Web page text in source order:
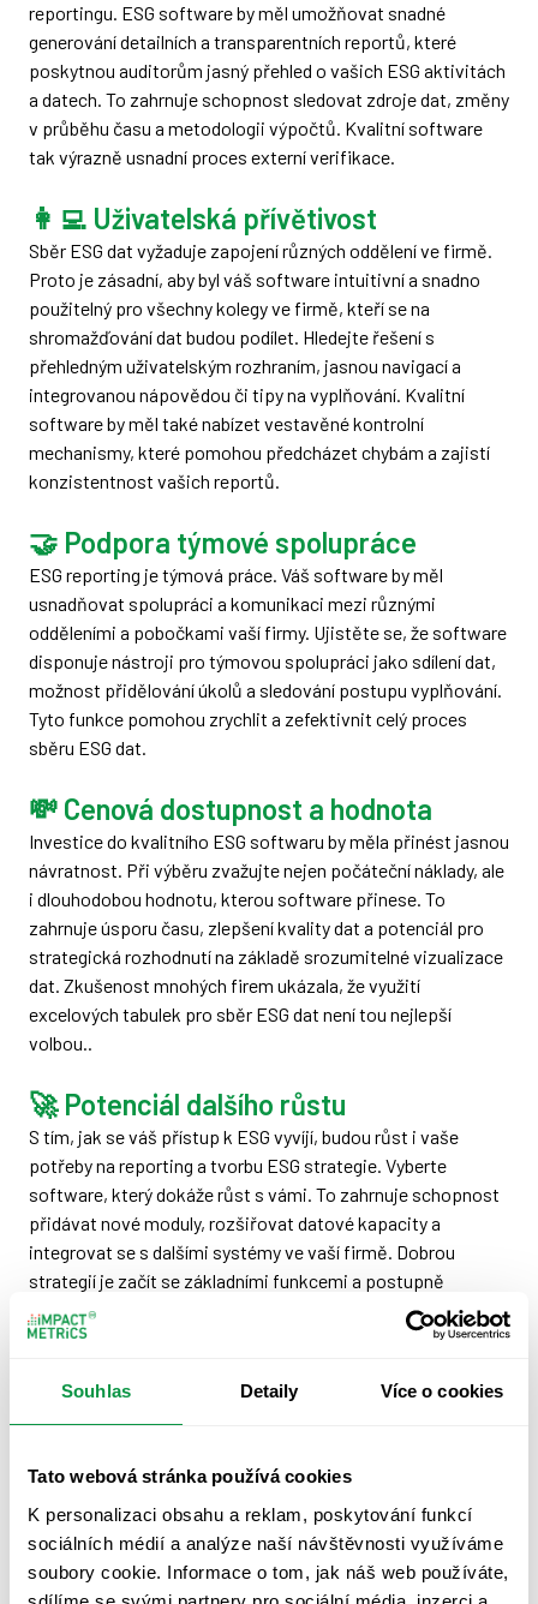
Souhlas Detaily Více o cookies
Tato webová stránka používá cookies
K personalizaci obsahu a reklam, poskytování funkcí
sociálních médií a analýze naší návštěvnosti využíváme
soubory cookie. Informace o tom, jak náš web používáte,
reportingu. ESG software by měl umožňovat snadné
generování detailních a transparentních reportů, které
poskytnou auditorům jasný přehled o vašich ESG aktivitách
a datech. To zahrnuje schopnost sledovat zdroje dat, změny
v průběhu času a metodologii výpočtů. Kvalitní software
tak výrazně usnadní proces externí verifikace.
👩‍💻 Uživatelská přívětivost
Sběr ESG dat vyžaduje zapojení různých oddělení ve firmě.
Proto je zásadní, aby byl váš software intuitivní a snadno
použitelný pro všechny kolegy ve firmě, kteří se na
shromažďování dat budou podílet. Hledejte řešení s
přehledným uživatelským rozhraním, jasnou navigací a
integrovanou nápovědou či tipy na vyplňování. Kvalitní
software by měl také nabízet vestavěné kontrolní
mechanismy, které pomohou předcházet chybám a zajistí
konzistentnost vašich reportů.
🤝 Podpora týmové spolupráce
ESG reporting je týmová práce. Váš software by měl
usnadňovat spolupráci a komunikaci mezi různými
odděleními a pobočkami vaší firmy. Ujistěte se, že software
disponuje nástroji pro týmovou spolupráci jako sdílení dat,
možnost přidělování úkolů a sledování postupu vyplňování.
Tyto funkce pomohou zrychlit a zefektivnit celý proces
sběru ESG dat.
💸 Cenová dostupnost a hodnota
Investice do kvalitního ESG softwaru by měla přinést jasnou
návratnost. Při výběru zvažujte nejen počáteční náklady, ale
i dlouhodobou hodnotu, kterou software přinese. To
zahrnuje úsporu času, zlepšení kvality dat a potenciál pro
strategická rozhodnutí na základě srozumitelné vizualizace
dat. Zkušenost mnohých firem ukázala, že využití
excelových tabulek pro sběr ESG dat není tou nejlepší
volbou..
🚀 Potenciál dalšího růstu
S tím, jak se váš přístup k ESG vyvíjí, budou růst i vaše
potřeby na reporting a tvorbu ESG strategie. Vyberte
software, který dokáže růst s vámi. To zahrnuje schopnost
přidávat nové moduly, rozšiřovat datové kapacity a
integrovat se s dalšími systémy ve vaší firmě. Dobrou
strategií je začít se základními funkcemi a postupně
přidávat sofistikovanější nástroje.
Sběr dat je pouze začátek - skutečná hodnota leží v jejich
analýze a prezentaci. Hledejte software, který nabízí i
identifikovat trendy, porovnávat výkon v čase a napříč
různými metrikami, a téma udržitelnosti srozumitelně
komunikovat s vašimi partnery, zákazníky a veřejností.